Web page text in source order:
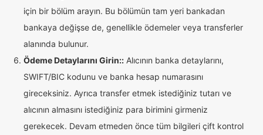
için bir bölüm arayın. Bu bölümün tam yeri bankadan
bankaya değişse de, genellikle ödemeler veya transferler
alanında bulunur.
Ödeme Detaylarını Girin:: Alıcının banka detaylarını,
SWIFT/BIC kodunu ve banka hesap numarasını
gireceksiniz. Ayrıca transfer etmek istediğiniz tutarı ve
alıcının almasını istediğiniz para birimini girmeniz
gerekecek. Devam etmeden önce tüm bilgileri çift kontrol